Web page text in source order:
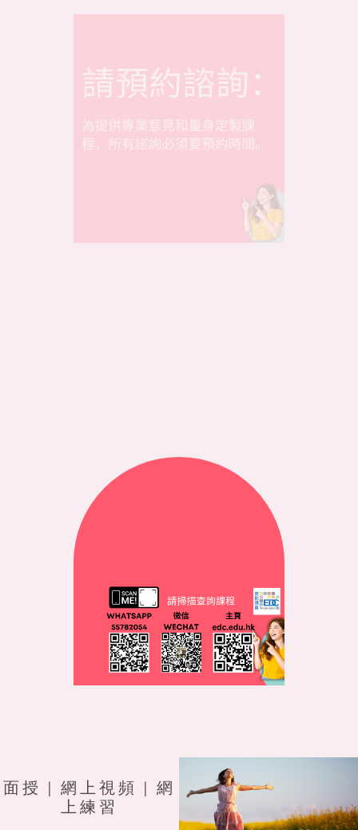
面授 | 網上視頻 | 網
上練習